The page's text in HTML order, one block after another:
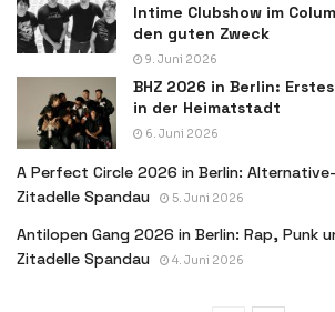
Intime Clubshow im
den guten Zweck
9. Juni 2026
BHZ 2026 in Berlin:
in der Heimatstadt
6. Juni 2026
A Perfect Circle 2026 in Berlin:
Zitadelle Spandau
5. Juni 2026
Antilopen Gang 2026 in Berlin: Rap, Punk
Zitadelle Spandau
4. Juni 2026